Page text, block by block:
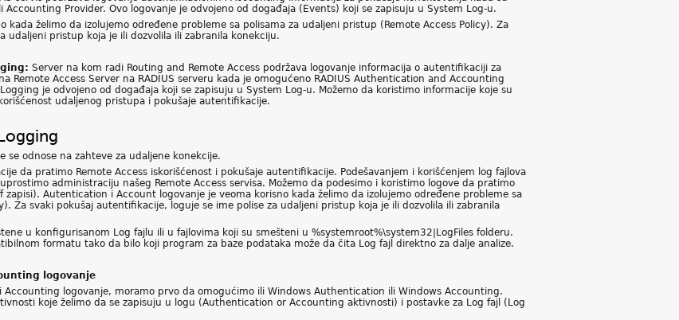
Provider. Ovo logovanje je odvojeno od događaja (Events) koji se zapisuju u System Log-u.
želimo da izolujemo određene probleme sa polisama za udaljeni pristup (Remote Access Policy). Za
udaljeni pristup koja je ili dozvolila ili zabranila konekciju.
Server na kom radi Routing and Remote Access podržava logovanje informacija o autentifikaciji za
Remote Access Server na RADIUS serveru kada je omogućeno RADIUS Authentication and Accounting
je odvojeno od događaja koji se zapisuju u System Log-u. Možemo da koristimo informacije koje su
udaljenog pristupa i pokušaje autentifikacije.
se odnose na zahteve za udaljene konekcije.
da pratimo Remote Access iskorišćenost i pokušaje autentifikacije. Podešavanjem i korišćenjem log fajlova
administraciju našeg Remote Access servisa. Možemo da podesimo i koristimo logove da pratimo
Autentication i Account logovanje je veoma korisno kada želimo da izolujemo određene probleme sa
Za svaki pokušaj autentifikacije, loguje se ime polise za udaljeni pristup koja je ili dozvolila ili zabranila
u konfigurisanom Log fajlu ili u fajlovima koji su smešteni u %systemroot%\system32|LogFiles folderu.
formatu tako da bilo koji program za baze podataka može da čita Log fajl direktno za dalje analize.
logovanje
logovanje, moramo prvo da omogućimo ili Windows Authentication ili Windows Accounting.
koje želimo da se zapisuju u logu (Authentication or Accounting aktivnosti) i postavke za Log fajl (Log